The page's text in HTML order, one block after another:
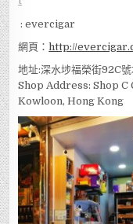
: evercigar
網頁：http://
地址:深水埗福榮街92C
Shop Address: Shop C
Kowloon, Hong Kong